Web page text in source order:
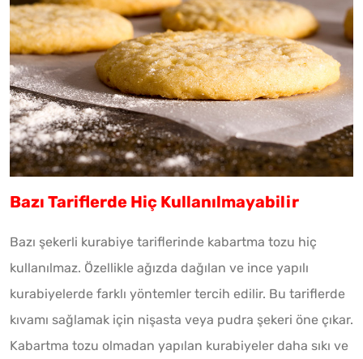
Bazı Tariflerde Hiç Kullanılmayabilir
Bazı şekerli kurabiye tariflerinde kabartma tozu hiç
kullanılmaz. Özellikle ağızda dağılan ve ince yapılı
kurabiyelerde farklı yöntemler tercih edilir. Bu tariflerde
kıvamı sağlamak için nişasta veya pudra şekeri öne çıkar.
Kabartma tozu olmadan yapılan kurabiyeler daha sıkı ve